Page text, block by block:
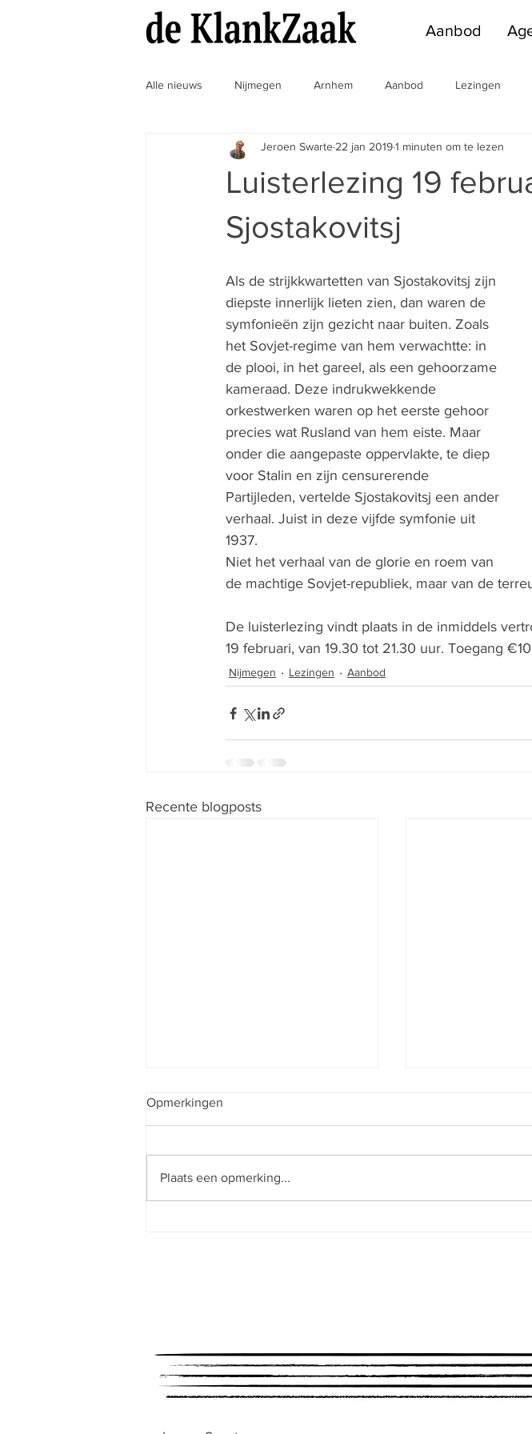
Aanbod
Alle nieuws Nijmegen Arnhem Aanbod Lezingen
MuzikaalVaccin Nieuws Fabriek Inleidingen
Luisterlezing 19
Sjostakovitsj
Jeroen Swarte 22 jan 20191 minuten om te lezen
Als de strijkkwartetten van Sjostakovitsj zijn
diepste innerlijk lieten zien, dan waren de
symfonieën zijn gezicht naar buiten. Zoals
het Sovjet-regime van hem verwachtte: in
de plooi, in het gareel, als een gehoorzame
kameraad. Deze indrukwekkende
orkestwerken waren op het eerste gehoor
precies wat Rusland van hem eiste. Maar
onder die aangepaste oppervlakte, te diep
voor Stalin en zijn censurerende
Partijleden, vertelde Sjostakovitsj een ander
verhaal. Juist in deze vijfde symfonie uit
1937.
Niet het verhaal van de glorie en roem van
de machtige Sovjet-republiek, maar van de
De luisterlezing vindt plaats in de inmiddels
19 februari, van 19.30 tot 21.30 uur. Toegang
Nijmegen Lezingen Aanbod
Recente blogposts
Opmerkingen
Plaats een opmerking...